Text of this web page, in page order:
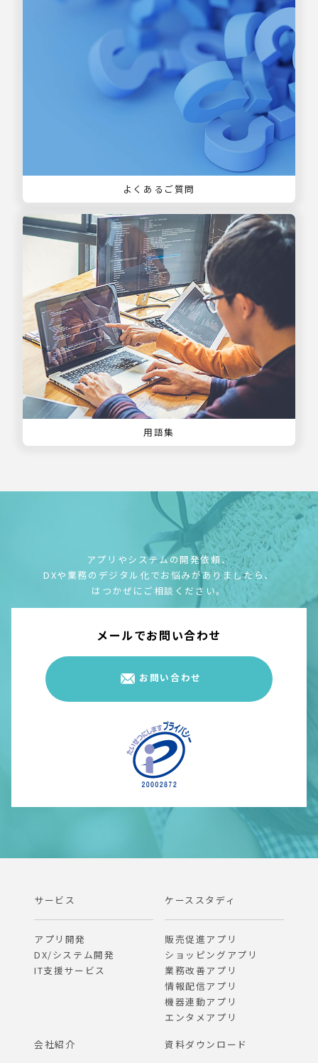
よくあるご質問
用語集
アプリやシステムの開発依頼、
DXや業務のデジタル化でお悩みがありましたら、
はつかぜにご相談ください。
メールでお問い合わせ
お問い合わせ
サービス
アプリ開発
DX/システム開発
IT支援サービス
ケーススタディ
販売促進アプリ
ショッピングアプリ
業務改善アプリ
情報配信アプリ
機器連動アプリ
エンタメアプリ
会社紹介
資料ダウンロード